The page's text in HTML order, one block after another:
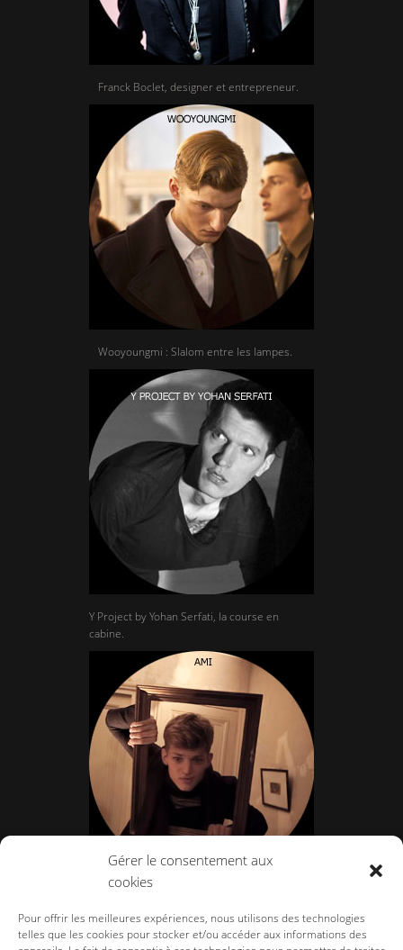
Gérer le consentement aux
cookies
Pour offrir les meilleures expériences, nous utilisons des technologies
telles que les cookies pour stocker et/ou accéder aux informations des
Franck Boclet, designer et entrepreneur.
Wooyoungmi : Slalom entre les lampes.
Y Project by Yohan Serfati, la course en
cabine.
convivialité.